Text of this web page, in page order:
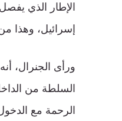
الإطار الذي
إسرائيل، وهذا
ورأى الجنرال،
السلطة من
الرحمة مع